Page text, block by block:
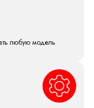
любую модель